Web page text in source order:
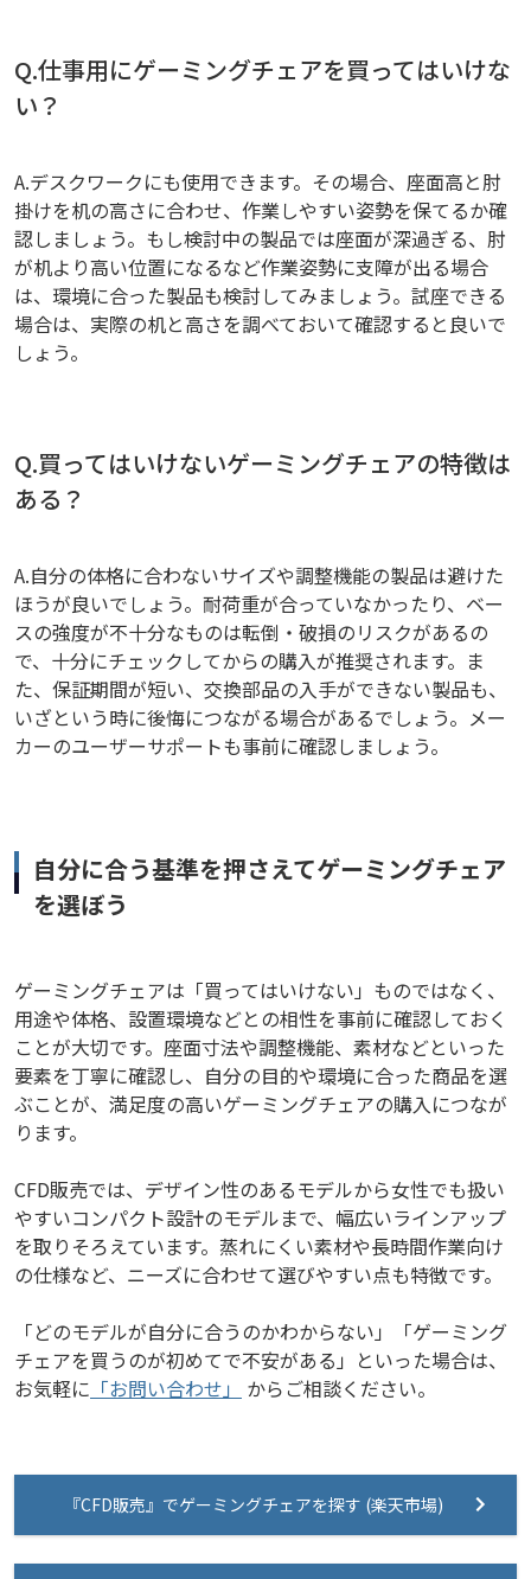
Q.仕事用にゲーミングチェアを買ってはいけな
い？
A.デスクワークにも使用できます。その場合、座面高と肘
掛けを机の高さに合わせ、作業しやすい姿勢を保てるか確
認しましょう。もし検討中の製品では座面が深過ぎる、肘
が机より高い位置になるなど作業姿勢に支障が出る場合
は、環境に合った製品も検討してみましょう。試座できる
場合は、実際の机と高さを調べておいて確認すると良いで
しょう。
Q.買ってはいけないゲーミングチェアの特徴は
ある？
A.自分の体格に合わないサイズや調整機能の製品は避けた
ほうが良いでしょう。耐荷重が合っていなかったり、ベー
スの強度が不十分なものは転倒・破損のリスクがあるの
で、十分にチェックしてからの購入が推奨されます。ま
た、保証期間が短い、交換部品の入手ができない製品も、
いざという時に後悔につながる場合があるでしょう。メー
カーのユーザーサポートも事前に確認しましょう。
自分に合う基準を押さえてゲーミングチェア
を選ぼう
ゲーミングチェアは「買ってはいけない」ものではなく、
用途や体格、設置環境などとの相性を事前に確認しておく
ことが大切です。座面寸法や調整機能、素材などといった
要素を丁寧に確認し、自分の目的や環境に合った商品を選
ぶことが、満足度の高いゲーミングチェアの購入につなが
ります。
CFD販売では、デザイン性のあるモデルから女性でも扱い
やすいコンパクト設計のモデルまで、幅広いラインアップ
を取りそろえています。蒸れにくい素材や長時間作業向け
の仕様など、ニーズに合わせて選びやすい点も特徴です。
「どのモデルが自分に合うのかわからない」「ゲーミング
チェアを買うのが初めてで不安がある」といった場合は、
お気軽に 「お問い合わせ」 からご相談ください。
『CFD販売』でゲーミングチェアを探す (楽天市場)